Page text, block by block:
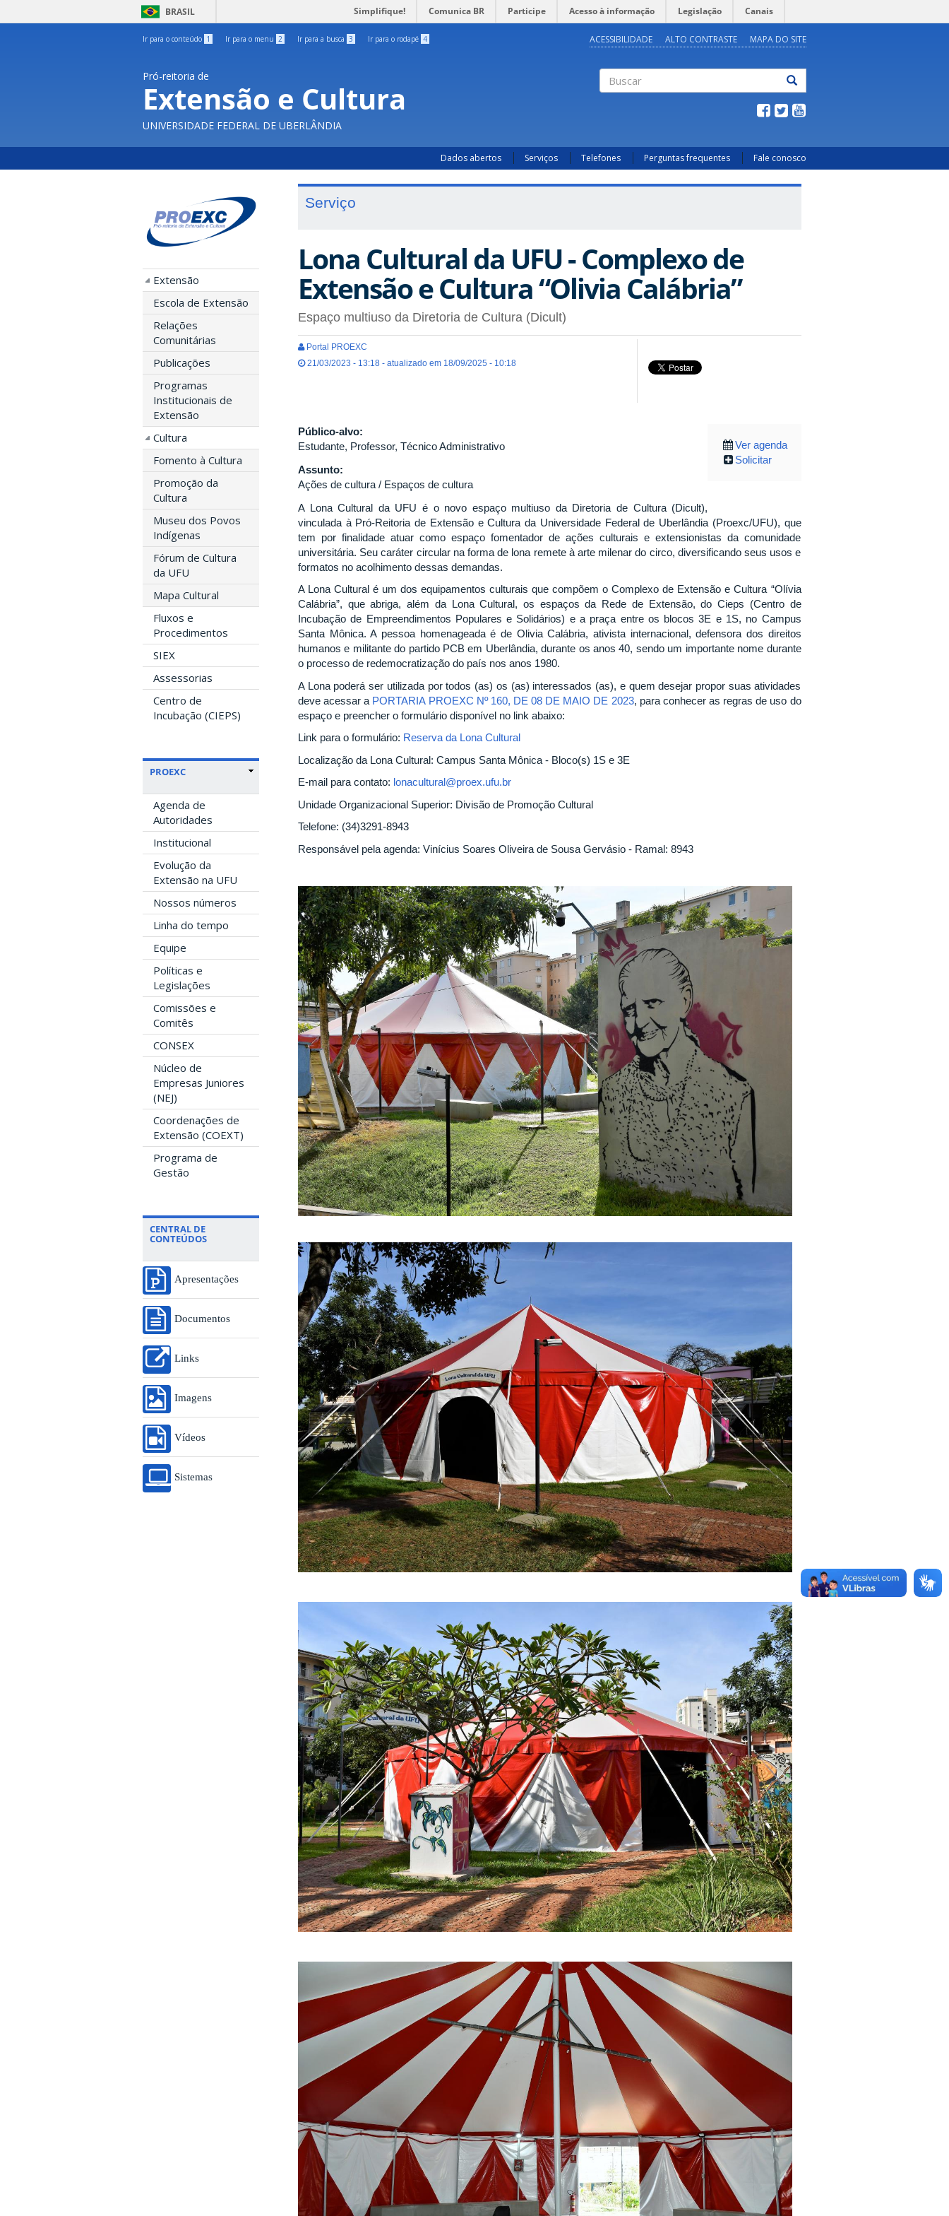
BRASIL Simplifique! Comunica BR Participe Acesso à informação Legislação Canais
Ir para o conteúdo 1 Ir para o menu 2 Ir para a busca 3 Ir para o rodapé 4 ACESSIBILIDADE ALTO CONTRASTE MAPA DO SITE
Pró-reitoria de
Extensão e Cultura
UNIVERSIDADE FEDERAL DE UBERLÂNDIA
Dados abertos Serviços Telefones Perguntas frequentes Fale conosco
Extensão
Escola de Extensão
Relações
Comunitárias
Publicações
Programas
Institucionais de
Extensão
Cultura
Fomento à Cultura
Promoção da
Cultura
Museu dos Povos
Indígenas
Fórum de Cultura
da UFU
Mapa Cultural
Fluxos e
Procedimentos
SIEX
Assessorias
Centro de
Incubação (CIEPS)
PROEXC
Agenda de
Autoridades
Institucional
Evolução da
Extensão na UFU
Nossos números
Linha do tempo
Equipe
Políticas e
Legislações
Comissões e
Comitês
CONSEX
Núcleo de
Empresas Juniores
(NEJ)
Coordenações de
Extensão (COEXT)
Programa de
Gestão
CENTRAL DE
CONTEÚDOS
Apresentações
Documentos
Links
Imagens
Vídeos
Sistemas
Serviço
Lona Cultural da UFU - Complexo de
Extensão e Cultura “Olivia Calábria”
Espaço multiuso da Diretoria de Cultura (Dicult)
Portal PROEXC
21/03/2023 - 13:18 - atualizado em 18/09/2025 - 10:18
Ver agenda
Solicitar
Público-alvo:
Estudante, Professor, Técnico Administrativo
Assunto:
Ações de cultura / Espaços de cultura
A Lona Cultural da UFU é o novo espaço multiuso da Diretoria de Cultura (Dicult),
vinculada à Pró-Reitoria de Extensão e Cultura da Universidade Federal de Uberlândia (Proexc/UFU), que
tem por finalidade atuar como espaço fomentador de ações culturais e extensionistas da comunidade
universitária. Seu caráter circular na forma de lona remete à arte milenar do circo, diversificando seus usos e
formatos no acolhimento dessas demandas.
A Lona Cultural é um dos equipamentos culturais que compõem o Complexo de Extensão e Cultura “Olívia
Calábria”, que abriga, além da Lona Cultural, os espaços da Rede de Extensão, do Cieps (Centro de
Incubação de Empreendimentos Populares e Solidários) e a praça entre os blocos 3E e 1S, no Campus
Santa Mônica. A pessoa homenageada é de Olivia Calábria, ativista internacional, defensora dos direitos
humanos e militante do partido PCB em Uberlândia, durante os anos 40, sendo um importante nome durante
o processo de redemocratização do país nos anos 1980.
A Lona poderá ser utilizada por todos (as) os (as) interessados (as), e quem desejar propor suas atividades
deve acessar a PORTARIA PROEXC Nº 160, DE 08 DE MAIO DE 2023, para conhecer as regras de uso do
espaço e preencher o formulário disponível no link abaixo:
Link para o formulário: Reserva da Lona Cultural
Localização da Lona Cultural: Campus Santa Mônica - Bloco(s) 1S e 3E
E-mail para contato: lonacultural@proex.ufu.br
Unidade Organizacional Superior: Divisão de Promoção Cultural
Telefone: (34)3291-8943
Responsável pela agenda: Vinícius Soares Oliveira de Sousa Gervásio - Ramal: 8943